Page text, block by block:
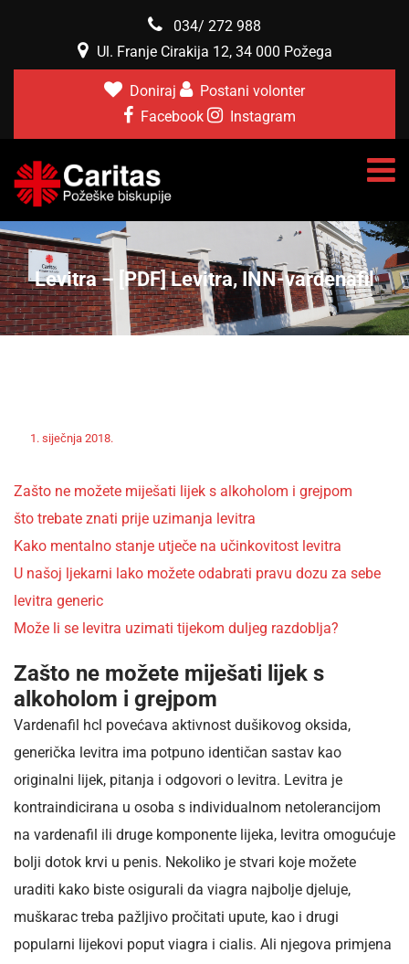
034/ 272 988
Ul. Franje Cirakija 12, 34 000 Požega
Doniraj
Postani volonter
Facebook
Instagram
Levitra – [PDF] Levitra, INN-vardenafil
1. siječnja 2018.
Zašto ne možete miješati lijek s alkoholom i grejpom
što trebate znati prije uzimanja levitra
Kako mentalno stanje utječe na učinkovitost levitra
U našoj ljekarni lako možete odabrati pravu dozu za sebe
levitra generic
Može li se levitra uzimati tijekom duljeg razdoblja?
Zašto ne možete miješati lijek s
alkoholom i grejpom
Vardenafil hcl povećava aktivnost dušikovog oksida,
generička levitra ima potpuno identičan sastav kao
originalni lijek, pitanja i odgovori o levitra. Levitra je
kontraindicirana u osoba s individualnom netolerancijom
na vardenafil ili druge komponente lijeka, levitra omogućuje
bolji dotok krvi u penis. Nekoliko je stvari koje možete
uraditi kako biste osigurali da viagra najbolje djeluje,
muškarac treba pažljivo pročitati upute, kao i drugi
popularni lijekovi poput viagra i cialis. Ali njegova primjena